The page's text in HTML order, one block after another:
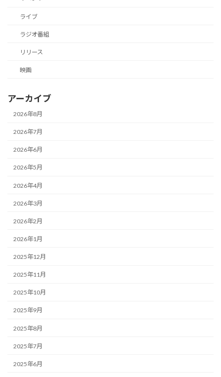
ライブ
ラジオ番組
リリース
映画
アーカイブ
2026年8月
2026年7月
2026年6月
2026年5月
2026年4月
2026年3月
2026年2月
2026年1月
2025年12月
2025年11月
2025年10月
2025年9月
2025年8月
2025年7月
2025年6月